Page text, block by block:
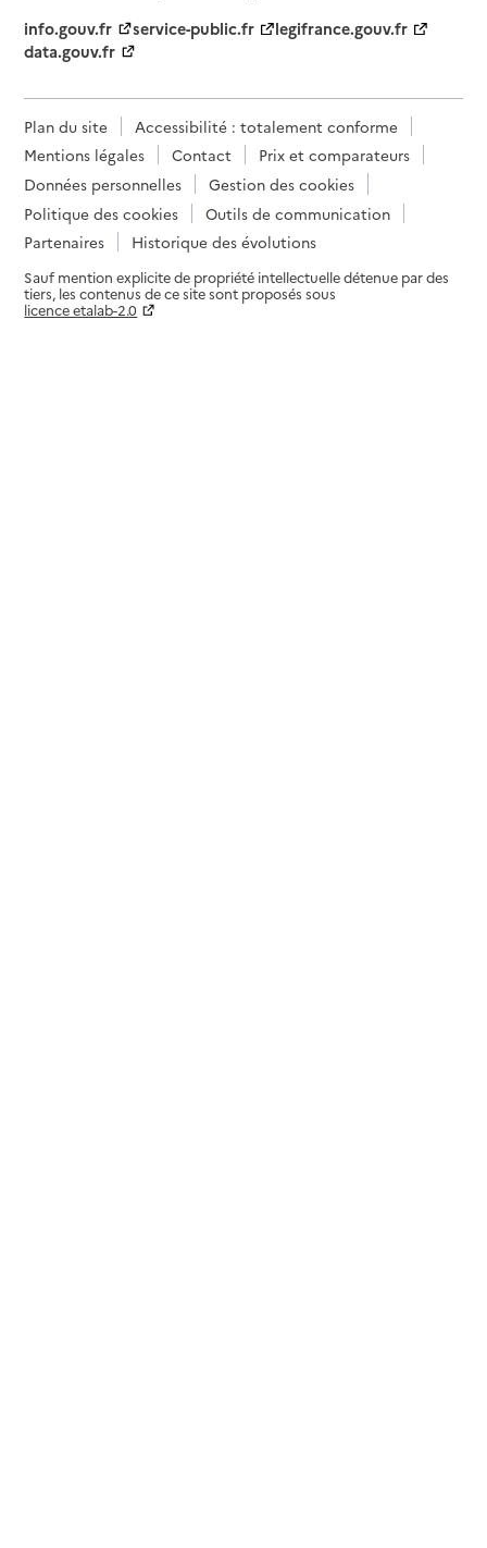
info.gouv.fr
service-public.fr
legifrance.gouv.fr
data.gouv.fr
Plan du site
Accessibilité : totalement conforme
Mentions légales
Contact
Prix et comparateurs
Données personnelles
Gestion des cookies
Politique des cookies
Outils de communication
Partenaires
Historique des évolutions
Sauf mention explicite de propriété intellectuelle détenue par des
tiers, les contenus de ce site sont proposés sous
licence etalab-2.0